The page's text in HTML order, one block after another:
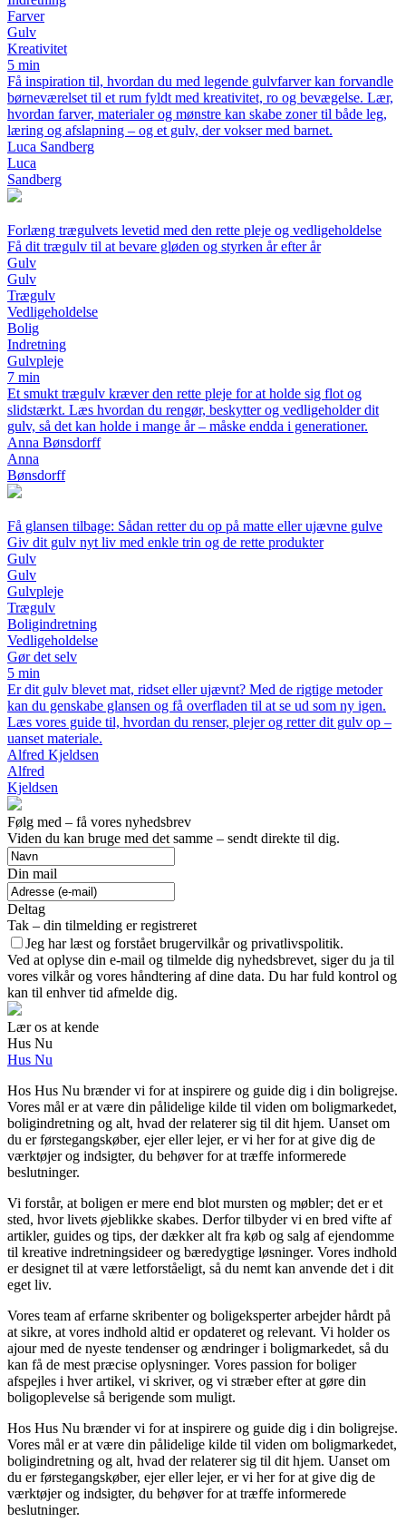
Farver
Gulv
Kreativitet
5 min
Få inspiration til, hvordan du med legende gulvfarver kan forvandle
børneværelset til et rum fyldt med kreativitet, ro og bevægelse. Lær,
hvordan farver, materialer og mønstre kan skabe zoner til både leg,
læring og afslapning – og et gulv, der vokser med barnet.
Luca Sandberg
Luca
Sandberg
Forlæng trægulvets levetid med den rette pleje og vedligeholdelse
Få dit trægulv til at bevare gløden og styrken år efter år
Gulv
Gulv
Trægulv
Vedligeholdelse
Bolig
Indretning
Gulvpleje
7 min
Et smukt trægulv kræver den rette pleje for at holde sig flot og
slidstærkt. Læs hvordan du rengør, beskytter og vedligeholder dit
gulv, så det kan holde i mange år – måske endda i generationer.
Anna Bønsdorff
Anna
Bønsdorff
Få glansen tilbage: Sådan retter du op på matte eller ujævne gulve
Giv dit gulv nyt liv med enkle trin og de rette produkter
Gulv
Gulv
Gulvpleje
Trægulv
Boligindretning
Vedligeholdelse
Gør det selv
5 min
Er dit gulv blevet mat, ridset eller ujævnt? Med de rigtige metoder
kan du genskabe glansen og få overfladen til at se ud som ny igen.
Læs vores guide til, hvordan du renser, plejer og retter dit gulv op –
uanset materiale.
Alfred Kjeldsen
Alfred
Kjeldsen
Følg med – få vores nyhedsbrev
Viden du kan bruge med det samme – sendt direkte til dig.
Din mail
Deltag
Tak – din tilmelding er registreret
Jeg har læst og forstået brugervilkår og privatlivspolitik.
Ved at oplyse din e-mail og tilmelde dig nyhedsbrevet, siger du ja til
vores vilkår og vores håndtering af dine data. Du har fuld kontrol og
kan til enhver tid afmelde dig.
Lær os at kende
Hus Nu
Hus Nu
Hos Hus Nu brænder vi for at inspirere og guide dig i din boligrejse.
Vores mål er at være din pålidelige kilde til viden om boligmarkedet,
boligindretning og alt, hvad der relaterer sig til dit hjem. Uanset om
du er førstegangskøber, ejer eller lejer, er vi her for at give dig de
værktøjer og indsigter, du behøver for at træffe informerede
beslutninger.
Vi forstår, at boligen er mere end blot mursten og møbler; det er et
sted, hvor livets øjeblikke skabes. Derfor tilbyder vi en bred vifte af
artikler, guides og tips, der dækker alt fra køb og salg af ejendomme
til kreative indretningsideer og bæredygtige løsninger. Vores indhold
er designet til at være letforståeligt, så du nemt kan anvende det i dit
eget liv.
Vores team af erfarne skribenter og boligeksperter arbejder hårdt på
at sikre, at vores indhold altid er opdateret og relevant. Vi holder os
ajour med de nyeste tendenser og ændringer i boligmarkedet, så du
kan få de mest præcise oplysninger. Vores passion for boliger
afspejles i hver artikel, vi skriver, og vi stræber efter at gøre din
boligoplevelse så berigende som muligt.
Hos Hus Nu brænder vi for at inspirere og guide dig i din boligrejse.
Vores mål er at være din pålidelige kilde til viden om boligmarkedet,
boligindretning og alt, hvad der relaterer sig til dit hjem. Uanset om
du er førstegangskøber, ejer eller lejer, er vi her for at give dig de
værktøjer og indsigter, du behøver for at træffe informerede
beslutninger.